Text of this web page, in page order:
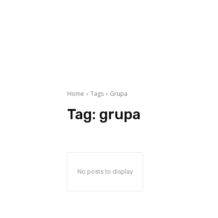
Home Tags Grupa
Tag: grupa
No posts to display